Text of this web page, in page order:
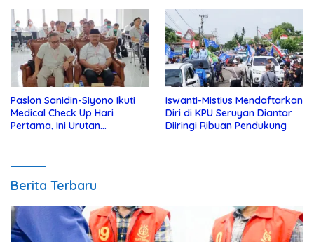
Paslon Sanidin-Siyono Ikuti
Medical Check Up Hari
Pertama, Ini Urutan
Iswanti-Mistius Mendaftarkan
Diri di KPU Seruyan Diantar
Diiringi Ribuan Pendukung
Berita Terbaru